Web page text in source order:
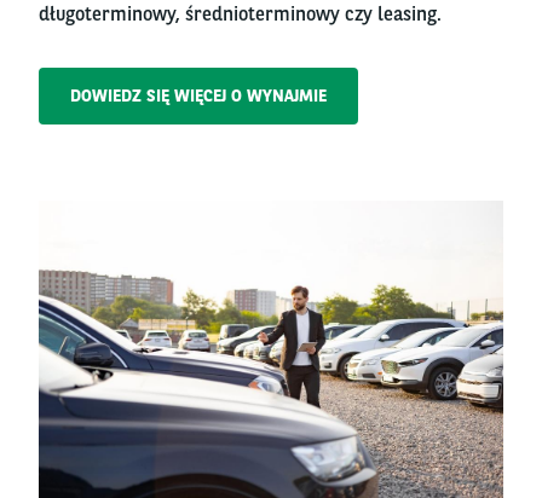
długoterminowy, średnioterminowy czy leasing.
DOWIEDZ SIĘ WIĘCEJ O WYNAJMIE